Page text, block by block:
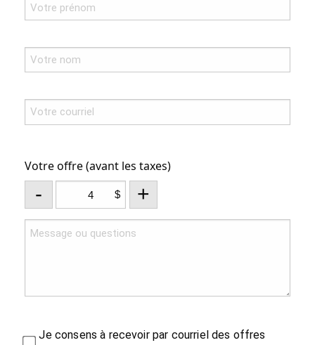
Votre offre (avant les taxes)
- $ +
Je consens à recevoir par courriel des offres